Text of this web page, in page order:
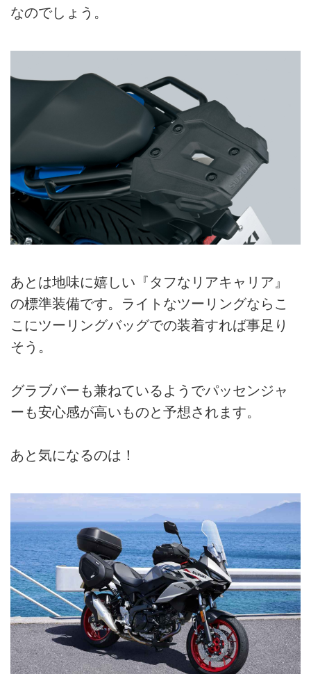
なのでしょう。
あとは地味に嬉しい『タフなリアキャリア』
の標準装備です。ライトなツーリングならこ
こにツーリングバッグでの装着すれば事足り
そう。
グラブバーも兼ねているようでパッセンジャ
ーも安心感が高いものと予想されます。
あと気になるのは！